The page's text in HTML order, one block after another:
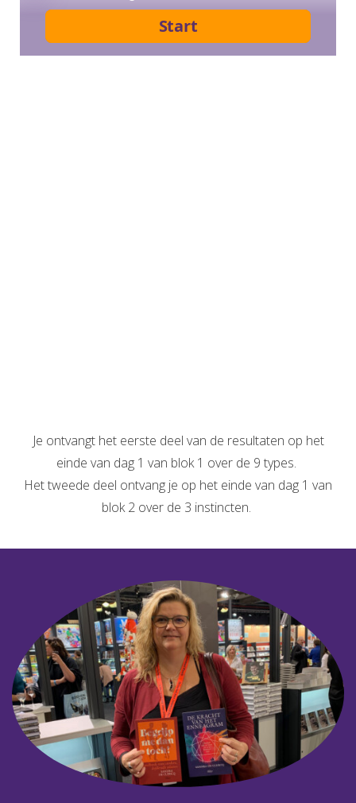
Je ontvangt het eerste deel van de resultaten op het
einde van dag 1 van blok 1 over de 9 types.
Het tweede deel ontvang je op het einde van dag 1 van
blok 2 over de 3 instincten.